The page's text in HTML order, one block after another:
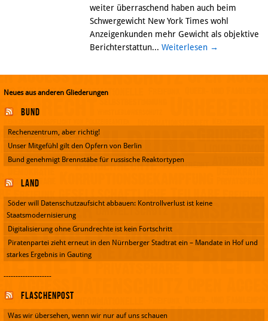
weiter überraschend haben auch beim
Schwergewicht New York Times wohl
Anzeigenkunden mehr Gewicht als objektive
Berichterstattun... Weiterlesen →
Neues aus anderen Gliederungen
Bund
Rechenzentrum, aber richtig!
Unser Mitgefühl gilt den Opfern von Berlin
Bund genehmigt Brennstäbe für russische Reaktortypen
Land
Söder will Datenschutzaufsicht abbauen: Kontrollverlust ist keine
Staatsmodernisierung
Digitalisierung ohne Grundrechte ist kein Fortschritt
Piratenpartei zieht erneut in den Nürnberger Stadtrat ein – Mandate in Hof und
starkes Ergebnis in Gauting
--------------------
Flaschenpost
Was wir übersehen, wenn wir nur auf uns schauen